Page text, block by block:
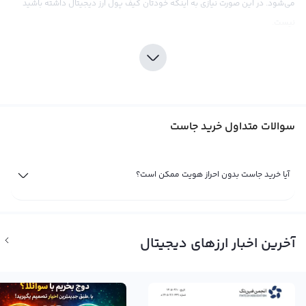
می‌شود. در این صورت نیازی به اینکه خودتان کیف پول ارز دیجیتال داشته باشید
کافی است در صرافی ارز دیجیتال رابکس ثبت نام کنید و سپس با شاژ ریالی کیف
خرید جاست ارزان
سوالات متداول خرید جاست
آیا خرید جاست بدون احراز هویت ممکن است؟
آخرین اخبار ارزهای دیجیتال